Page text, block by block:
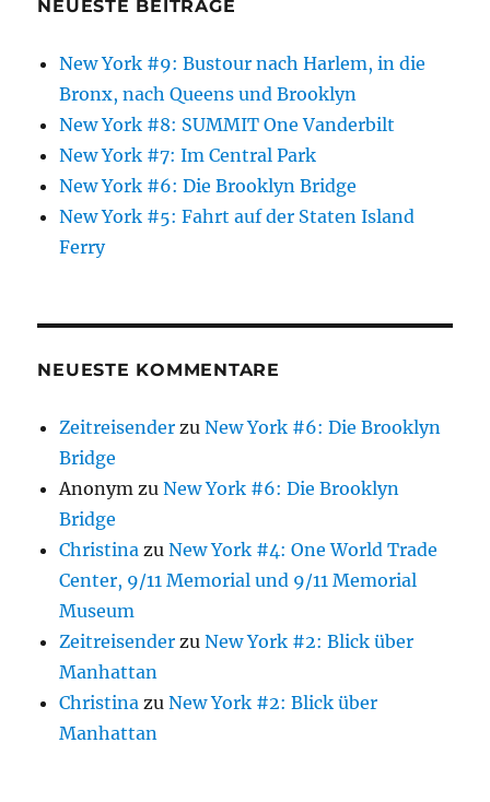
NEUESTE BEITRÄGE
New York #9: Bustour nach Harlem, in die
Bronx, nach Queens und Brooklyn
New York #8: SUMMIT One Vanderbilt
New York #7: Im Central Park
New York #6: Die Brooklyn Bridge
New York #5: Fahrt auf der Staten Island
Ferry
NEUESTE KOMMENTARE
Zeitreisender zuNew York #6: Die Brooklyn
Bridge
Anonym zuNew York #6: Die Brooklyn
Bridge
Christina zuNew York #4: One World Trade
Center, 9/11 Memorial und 9/11 Memorial
Museum
Zeitreisender zuNew York #2: Blick über
Manhattan
Christina zuNew York #2: Blick über
Manhattan